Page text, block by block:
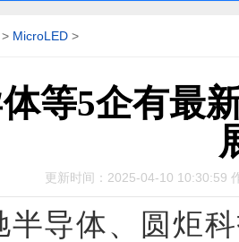
> MicroLED >
等5企有最
更新时间：2025-04-10 10:30:59
半导体、圆炬